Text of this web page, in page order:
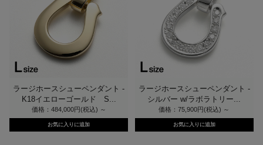
ラージホースシューペンダント -
K18イエローゴールド S...
価格：484,000円(税込) ～
ラージホースシューペンダント -
シルバー w/ラボラトリー...
価格：75,900円(税込) ～